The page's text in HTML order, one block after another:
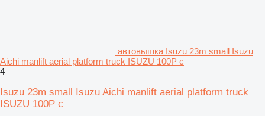
автовышка Isuzu 23m small Isuzu
Aichi manlift aerial platform truck ISUZU 100P c
4
Isuzu 23m small Isuzu Aichi manlift aerial platform truck
ISUZU 100P c